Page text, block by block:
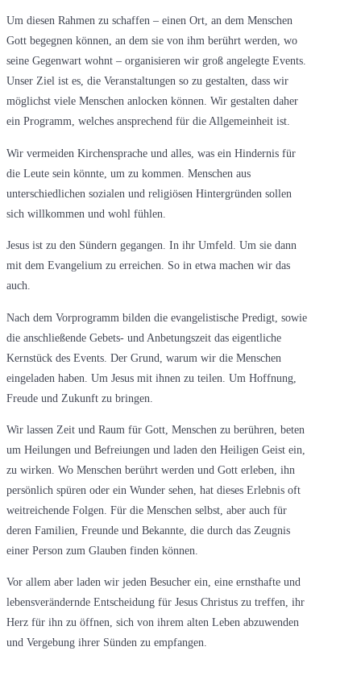
Um diesen Rahmen zu schaffen – einen Ort, an dem Menschen
Gott begegnen können, an dem sie von ihm berührt werden, wo
seine Gegenwart wohnt – organisieren wir groß angelegte Events.
Unser Ziel ist es, die Veranstaltungen so zu gestalten, dass wir
möglichst viele Menschen anlocken können. Wir gestalten daher
ein Programm, welches ansprechend für die Allgemeinheit ist.
Wir vermeiden Kirchensprache und alles, was ein Hindernis für
die Leute sein könnte, um zu kommen. Menschen aus
unterschiedlichen sozialen und religiösen Hintergründen sollen
sich willkommen und wohl fühlen.
Jesus ist zu den Sündern gegangen. In ihr Umfeld. Um sie dann
mit dem Evangelium zu erreichen. So in etwa machen wir das
auch.
Nach dem Vorprogramm bilden die evangelistische Predigt, sowie
die anschließende Gebets- und Anbetungszeit das eigentliche
Kernstück des Events. Der Grund, warum wir die Menschen
eingeladen haben. Um Jesus mit ihnen zu teilen. Um Hoffnung,
Freude und Zukunft zu bringen.
Wir lassen Zeit und Raum für Gott, Menschen zu berühren, beten
um Heilungen und Befreiungen und laden den Heiligen Geist ein,
zu wirken. Wo Menschen berührt werden und Gott erleben, ihn
persönlich spüren oder ein Wunder sehen, hat dieses Erlebnis oft
weitreichende Folgen. Für die Menschen selbst, aber auch für
deren Familien, Freunde und Bekannte, die durch das Zeugnis
einer Person zum Glauben finden können.
Vor allem aber laden wir jeden Besucher ein, eine ernsthafte und
lebensverändernde Entscheidung für Jesus Christus zu treffen, ihr
Herz für ihn zu öffnen, sich von ihrem alten Leben abzuwenden
und Vergebung ihrer Sünden zu empfangen.